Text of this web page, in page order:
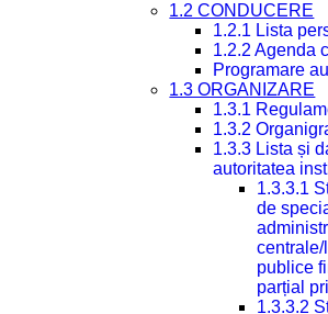
1.2 CONDUCERE
1.2.1 Lista
1.2.2 Agenda
Programare
1.3 ORGANIZARE
1.3.1
1.3.2
1.3.3 Lista și
autoritatea
1.3.3.1
de
publice
parțial
1.3.3.2